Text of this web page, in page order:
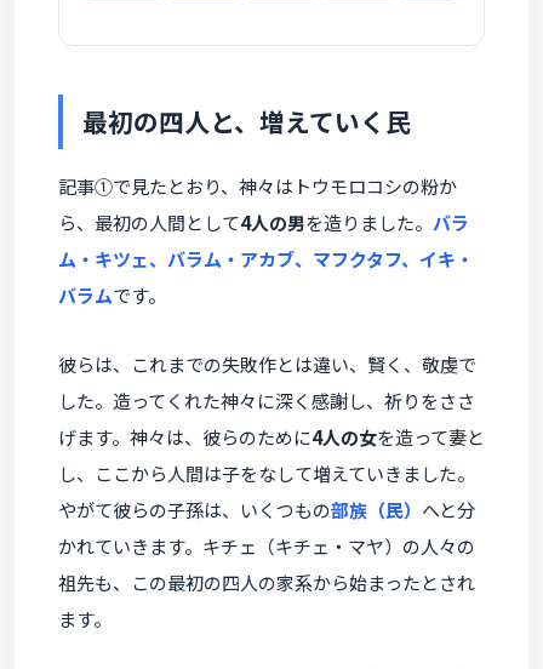
最初の四人と、増えていく民
記事①で見たとおり、神々はトウモロコシの粉か
ら、最初の人間として4人の男を造りました。 バラ
ム・キツェ、バラム・アカブ、マフクタフ、イキ・
バラムです。
彼らは、これまでの失敗作とは違い、賢く、敬虔で
した。造ってくれた神々に深く感謝し、祈りをささ
げます。神々は、彼らのために4人の女を造って妻と
し、ここから人間は子をなして増えていきました。
やがて彼らの子孫は、いくつもの部族（民） へと分
かれていきます。キチェ（キチェ・マヤ）の人々の
祖先も、この最初の四人の家系から始まったとされ
ます。